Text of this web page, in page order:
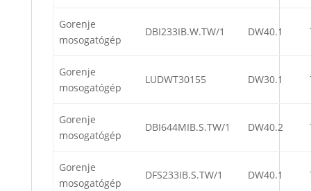
Gorenje
mosogatógép
DBI233IB.W.TW/1 DW40.1
Gorenje
mosogatógép
LUDWT30155 DW30.1
Gorenje
mosogatógép
DBI644MIB.S.TW/1 DW40.2
Gorenje
mosogatógép
DFS233IB.S.TW/1 DW40.1